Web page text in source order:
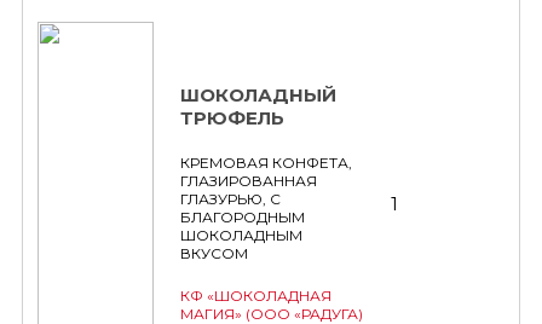
ШОКОЛАДНЫЙ
ТРЮФЕЛЬ
КРЕМОВАЯ КОНФЕТА,
ГЛАЗИРОВАННАЯ
ГЛАЗУРЬЮ, С
БЛАГОРОДНЫМ
ШОКОЛАДНЫМ
ВКУСОМ
КФ «ШОКОЛАДНАЯ
МАГИЯ» (ООО «РАДУГА)
1